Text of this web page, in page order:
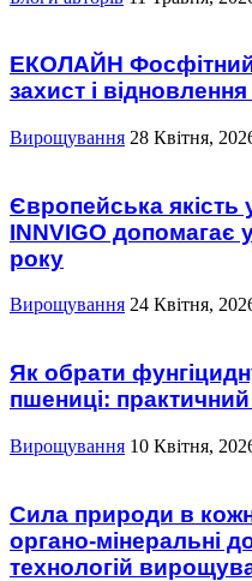
ЕКОЛАЙН
захист і
Вирощування 28 Квітня,
Європейська якість
INNVIGO допомагає
року
Вирощування 24 Квітня,
Як обрати
пшениці: практичний
Вирощування 10 Квітня,
Сила природи в
органо-мінеральні
технологій